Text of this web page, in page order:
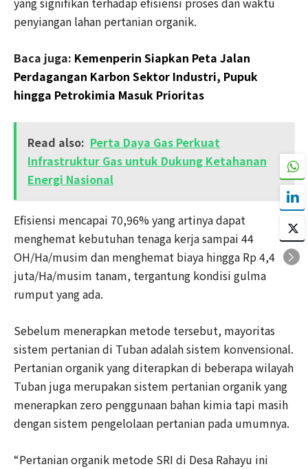
penyiangan lahan pertanian organik.
Baca juga: Kemenperin Siapkan Peta Jalan
Perdagangan Karbon Sektor Industri, Pupuk
hingga Petrokimia Masuk Prioritas
Read also: Perta Daya Gas Perkuat
Infrastruktur Gas untuk Dukung Ketahanan
Energi Nasional
Efisiensi mencapai 70,96% yang artinya dapat
menghemat kebutuhan tenaga kerja sampai 44
OH/Ha/musim dan menghemat biaya hingga Rp 4,4
juta/Ha/musim tanam, tergantung kondisi gulma
rumput yang ada.
Sebelum menerapkan metode tersebut, mayoritas
sistem pertanian di Tuban adalah sistem konvensional.
Pertanian organik yang diterapkan di beberapa wilayah
Tuban juga merupakan sistem pertanian organik yang
menerapkan zero penggunaan bahan kimia tapi masih
dengan sistem pengelolaan pertanian pada umumnya.
“Pertanian organik metode SRI di Desa Rahayu ini